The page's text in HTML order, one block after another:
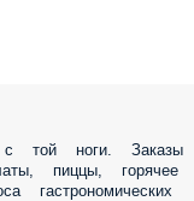
той ноги. Заказы
пиццы,